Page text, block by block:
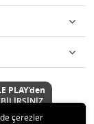
PLAY'den
çerezler